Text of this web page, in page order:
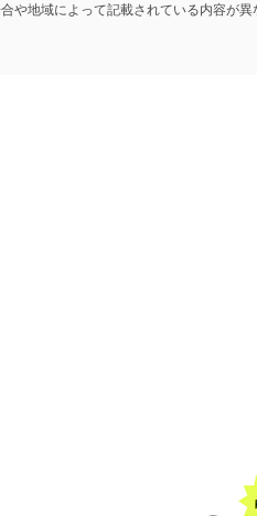
や地域によって記載されている内容が